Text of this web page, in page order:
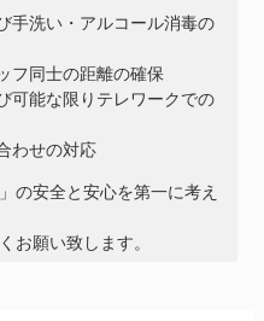
手洗い・アルコール消毒の
フ同士の距離の確保
可能な限りテレワークでの
わせの対応
の安全と安心を第一に考え
お願い致します。